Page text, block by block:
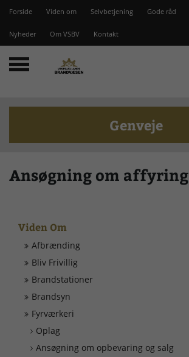
Forside Viden om Selvbetjening Gode råd
Nyheder Om VSBV Kontakt
Genveje
Beredskabskommission
Brandstationer
Døgnrapport
EAN nummer
Fyrværkeri
Ansøgning om affyring
Viden Om
Afbrænding
Bliv Frivillig
Brandstationer
Brandsyn
Fyrværkeri
Oplag
Ansøgning om opbevaring og salg